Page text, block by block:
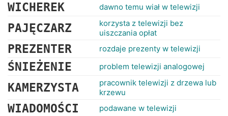
WICHEREK dawno temu wiał w telewizji
PAJĘCZARZ
korzysta z telewizji bez
uiszczania opłat
PREZENTER rozdaje prezenty w telewizji
ŚNIEŻENIE problem telewizji analogowej
KAMERZYSTA
pracownik telewizji z drzewa lub
krzewu
WIADOMOŚCI podawane w telewizji